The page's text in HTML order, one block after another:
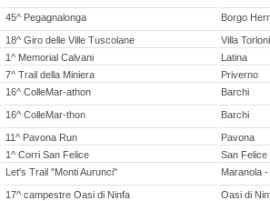
45^ Pegagnalonga Borgo
18^ Giro delle Ville Tuscolane
Villa
1^ Memorial Calvani
Latina
7^ Trail della Miniera
Priverno
16^ ColleMar-athon Barchi
16^ ColleMar-thon Barchi
11^ Pavona Run
Pavona
1^ Corri San Felice
San Felice
Let's Trail "Monti Aurunci" Maranola
17^ campestre Oasi di Ninfa
Oasi di